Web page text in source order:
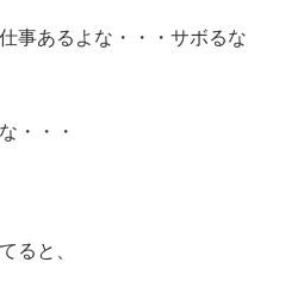
事あるよな・・・サボるな
・・・
ると、